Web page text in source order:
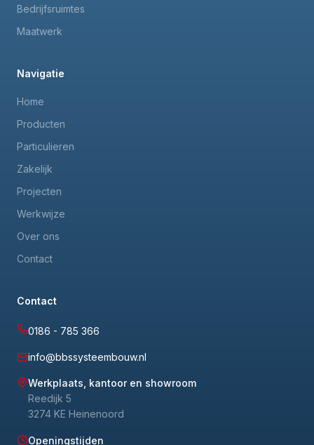
Bedrijfsruimtes
Maatwerk
Navigatie
Home
Producten
Particulieren
Zakelijk
Projecten
Werkwijze
Over ons
Contact
Contact
0186 - 785 366
info@bbssysteembouw.nl
Werkplaats, kantoor en showroom
Reedijk 5
3274 KE Heinenoord
Openingstijden